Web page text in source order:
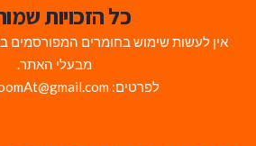
כל הזכויות
אין לעשות שימוש בחומרים המפורסמים
מבעלי האתר.
לפרטים: Avihai.ZoomAt@gmail.com